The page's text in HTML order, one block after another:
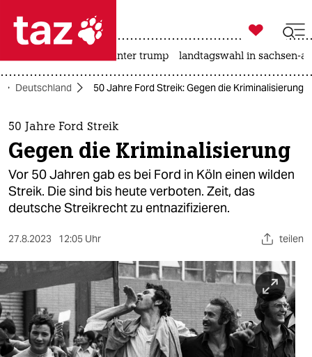
 taz zahl ich
taz zahl ich
themen
politik
öko
sport
berlin
nord

taz zahl ich
usa unter trump landtagswahl in sachsen-
Deutschland 50 Jahre Ford Streik: Gegen die Kriminalisierung
50 Jahre Ford Streik
Gegen die Kriminalisierung
Vor 50 Jahren gab es bei Ford in Köln einen wilden
Streik. Die sind bis heute verboten. Zeit, das
deutsche Streikrecht zu entnazifizieren.
27.8.2023 12:05 Uhr teilen